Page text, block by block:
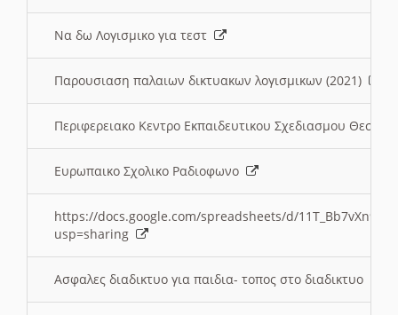
Να δω Λογισμικο για τεστ
Παρουσιαση παλαιων δικτυακων λογισμικων (2021)
Περιφερειακο Κεντρο Εκπαιδευτικου Σχεδιασμου
Ευρωπαικο Σχολικο Ραδιοφωνο
https://docs.google.com/spreadsheets/d/
usp=sharing
Ασφαλες διαδικτυο για παιδια- τοπος στο διαδικτυο